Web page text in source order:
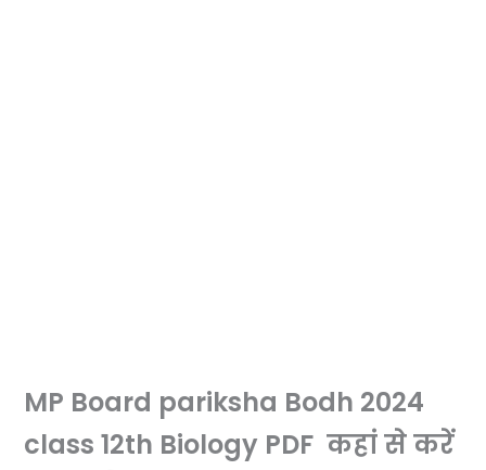
MP Board pariksha Bodh 2024
class 12th Biology PDF कहां से करें